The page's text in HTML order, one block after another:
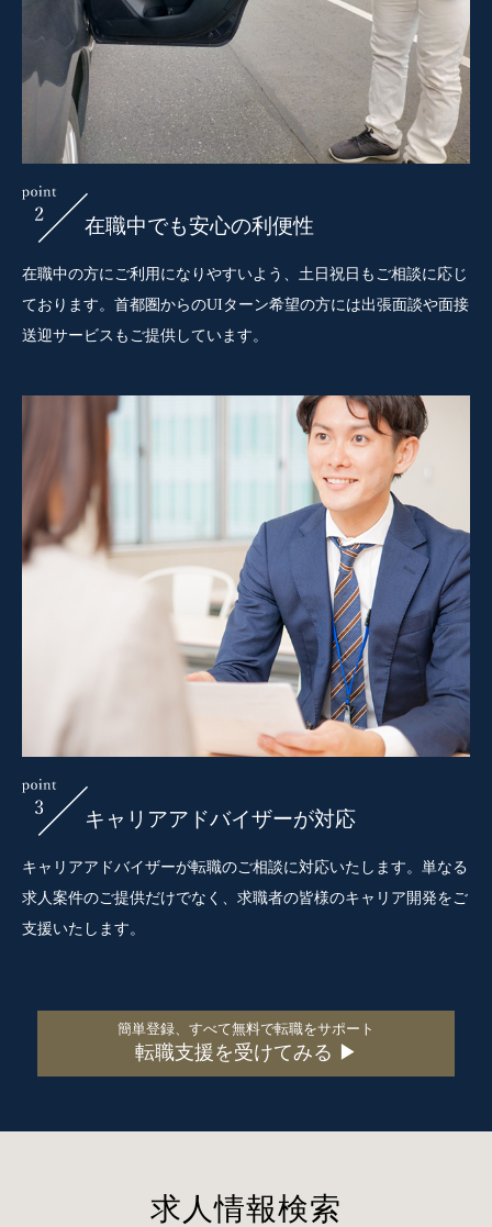
在職中でも安心の利便性
在職中の方にご利用になりやすいよう、土日祝日もご相談に応じ
ております。首都圏からのUIターン希望の方には出張面談や面接
送迎サービスもご提供しています。
キャリアアドバイザーが対応
キャリアアドバイザーが転職のご相談に対応いたします。単なる
求人案件のご提供だけでなく、求職者の皆様のキャリア開発をご
支援いたします。
簡単登録、すべて無料で転職をサポート
転職支援を受けてみる ▶
求人情報検索